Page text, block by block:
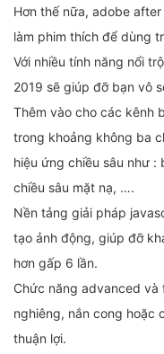
Hơn thế nữa, adobe
làm phim thích để dùng
Với nhiều tính năng nổi
2019 sẽ giúp đỡ bạn vô
Thêm vào cho các kênh
trong khoảng không ba
hiệu ứng chiều sâu như :
chiều sâu mặt nạ, ….
Nền tảng giải pháp
tạo ảnh động, giúp đỡ
hơn gấp 6 lần.
Chức năng advanced
nghiêng, nắn cong hoặc
thuận lợi.